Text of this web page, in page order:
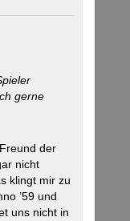
gerne
der
nicht
klingt mir zu
’59 und
uns nicht in